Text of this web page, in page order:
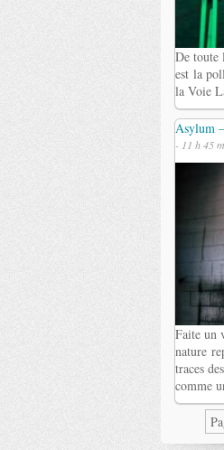
De toute
est la
la Voie
Asylum
- 11 h 45
Faite un
nature
traces
comme